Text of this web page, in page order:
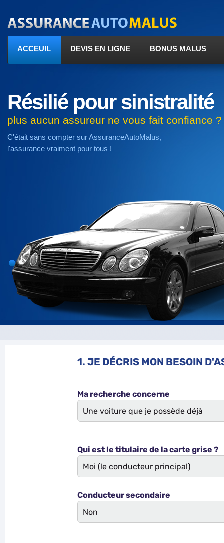
ACCEUIL DEVIS EN LIGNE BONUS MALUS
Résilié pour sinistralité
plus aucun assureur ne vous fait confiance ?
C'était sans compter sur AssuranceAutoMalus,
l'assurance vraiment pour tous !